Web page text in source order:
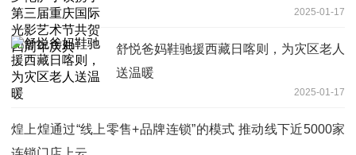
2025-01-17
舒悦爸妈鞋驰援西藏日喀则，为灾区老人
送温暖
2025-01-17
煌上煌通过“线上零售+品牌连锁”的模式 推动线下近5000家